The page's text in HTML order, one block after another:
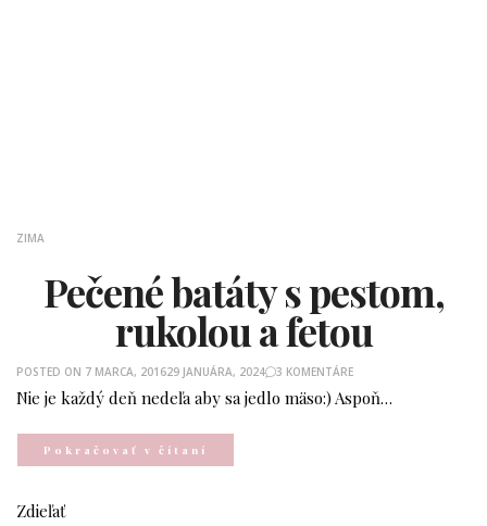
ZIMA
Pečené batáty s pestom,
rukolou a fetou
POSTED ON 7 MARCA, 201629 JANUÁRA, 2024 3 KOMENTÁRE
Nie je každý deň nedeľa aby sa jedlo mäso:) Aspoň…
Pokračovať v čítaní
Zdieľať